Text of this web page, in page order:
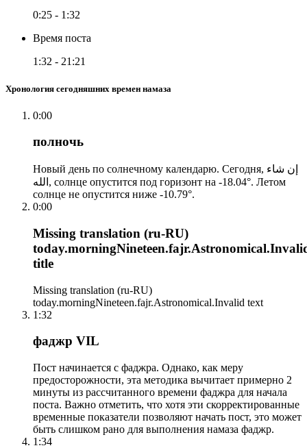
0:25 - 1:32
Время поста
1:32 - 21:21
Хронология сегодняшних времен намаза
0:00
полночь
Новый день по солнечному календарю. Сегодня, إن شاء
الله, солнце опустится под горизонт на -18.04°. Летом
солнце не опустится ниже -10.79°.
0:00
Missing translation (ru-RU)
title
Missing translation (ru-RU)
today.morningNineteen.fajr.Astronomical.Invalid text
1:32
фаджр VIL
Пост начинается с фаджра. Однако, как меру
предосторожности, эта методика вычитает примерно 2
минуты из рассчитанного времени фаджра для начала
поста. Важно отметить, что хотя эти скорректированные
временные показатели позволяют начать пост, это может
быть слишком рано для выполнения намаза фаджр.
1:34